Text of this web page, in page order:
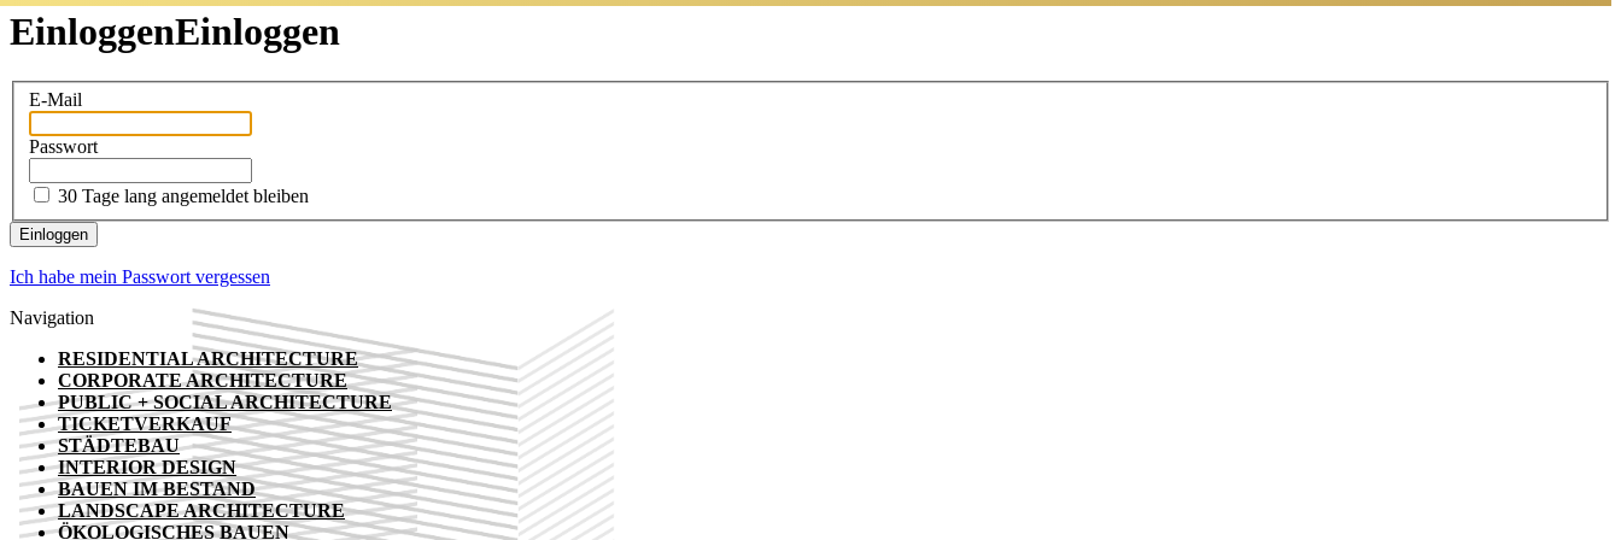
EinloggenEinloggen
E-Mail
Passwort
30 Tage lang angemeldet bleiben
Ich habe mein Passwort vergessen
Navigation
RESIDENTIAL ARCHITECTURE
CORPORATE ARCHITECTURE
PUBLIC + SOCIAL ARCHITECTURE
TICKETVERKAUF
STÄDTEBAU
INTERIOR DESIGN
BAUEN IM BESTAND
LANDSCAPE ARCHITECTURE
ÖKOLOGISCHES BAUEN